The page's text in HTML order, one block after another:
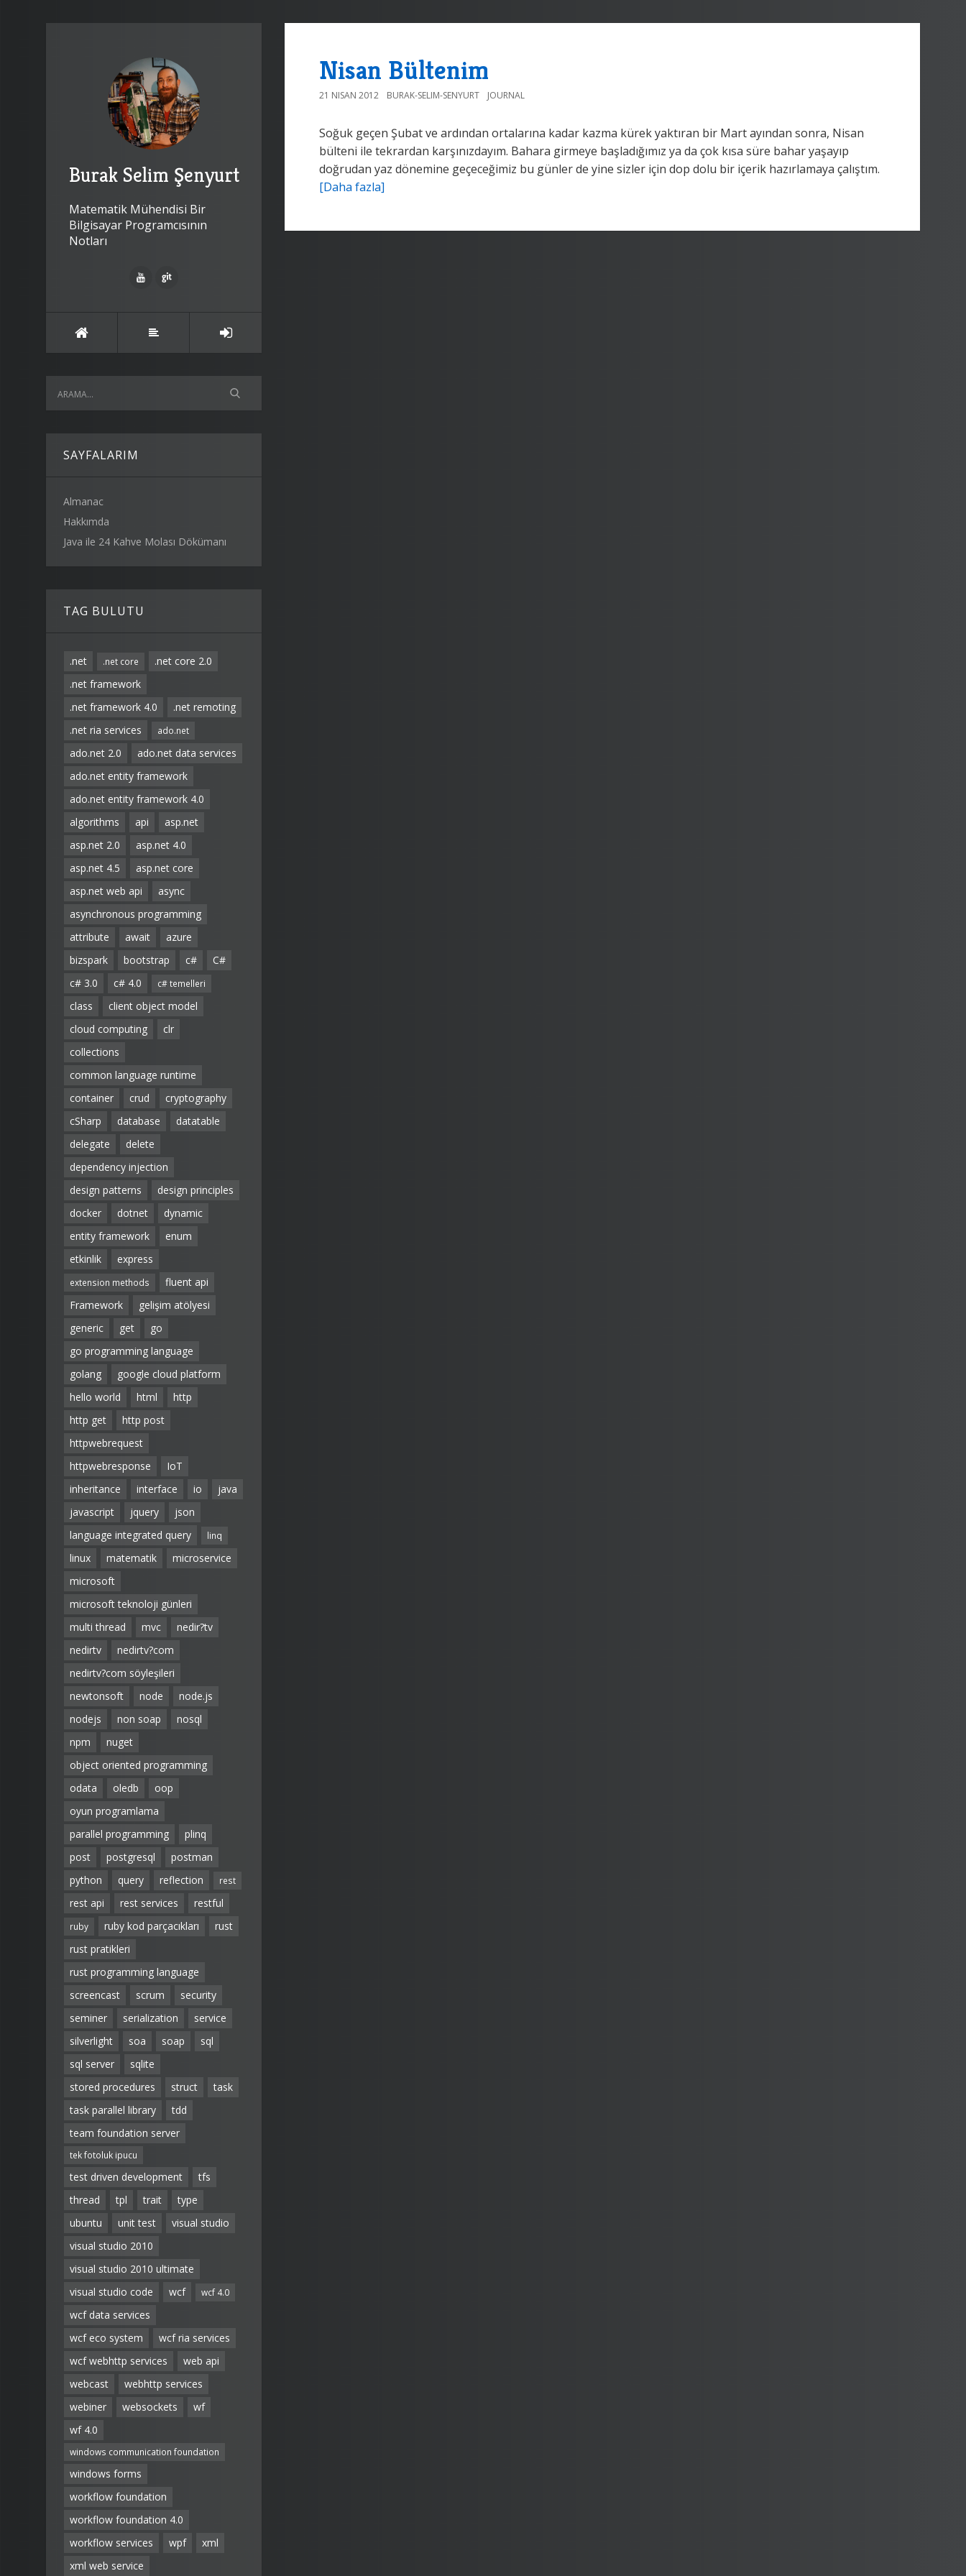
Burak Selim Şenyurt
Matematik Mühendisi Bir
Bilgisayar Programcısının
Notları
SAYFALARIM
Almanac
Hakkımda
Java ile 24 Kahve Molası Dökümanı
TAG BULUTU
.net .net core
.net core 2.0
.net framework
.net framework 4.0
.net remoting
.net ria services
ado.net
ado.net 2.0
ado.net data services
ado.net entity framework
ado.net entity framework 4.0
algorithms
api
asp.net
asp.net 2.0
asp.net 4.0
asp.net 4.5
asp.net core
asp.net web api
async
asynchronous programming
attribute
await
azure
bizspark
bootstrap c#
C#
c# 3.0
c# 4.0 c# temelleri
class
client object model
cloud computing
clr
collections
common language runtime
container
crud
cryptography
cSharp
database
datatable
delegate
delete
dependency injection
design patterns
design principles
docker
dotnet
dynamic
entity framework
enum
etkinlik
express
extension methods
fluent api
Framework
gelişim atölyesi
generic
get
go
go programming language
golang
google cloud platform
hello world
html
http
http get
http post
httpwebrequest
httpwebresponse
IoT
inheritance
interface io
java
javascript
jquery
json
language integrated query
linq
linux matematik
microservice
microsoft
microsoft teknoloji günleri
multi thread
mvc
nedir?tv
nedirtv
nedirtv?com
nedirtv?com söyleşileri
newtonsoft
node
node.js
nodejs
non soap
nosql
npm
nuget
object oriented programming
odata
oledb
oop
oyun programlama
parallel programming
plinq
post
postgresql
postman
python
query reflection rest
rest api rest services restful
ruby ruby kod parçacıkları
rust
rust pratikleri
rust programming language
screencast
scrum
security
seminer
serialization
service
silverlight
soa soap
sql
sql server
sqlite
stored procedures
struct
task
task parallel library
tdd
team foundation server
tek fotoluk ipucu
test driven development
tfs
thread
tpl trait
type
ubuntu
unit test
visual studio
visual studio 2010
visual studio 2010 ultimate
visual studio code
wcf wcf 4.0
wcf data services
wcf eco system
wcf ria services
wcf webhttp services
web api
webcast
webhttp services
webiner
websockets
wf
wf 4.0
windows communication foundation
windows forms
workflow foundation
workflow foundation 4.0
workflow services
wpf
xml
xml web service
Nisan Bültenim
21 NISAN 2012 BURAK-SELIM-SENYURT JOURNAL
Soğuk geçen Şubat ve ardından ortalarına kadar kazma kürek yaktıran bir Mart ayından sonra, Nisan
bülteni ile tekrardan karşınızdayım. Bahara girmeye başladığımız ya da çok kısa süre bahar yaşayıp
doğrudan yaz dönemine geçeceğimiz bu günler de yine sizler için dop dolu bir içerik hazırlamaya çalıştım.
[Daha fazla]